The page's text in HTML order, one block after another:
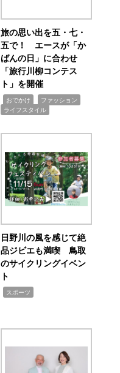
旅の思い出を五・七・
五で！ エースが「か
ばんの日」に合わせ
「旅行川柳コンテス
ト」を開催
おでかけ ファッション
ライフスタイル
日野川の風を感じて絶
品ジビエも満喫 鳥取
のサイクリングイベン
ト
スポーツ